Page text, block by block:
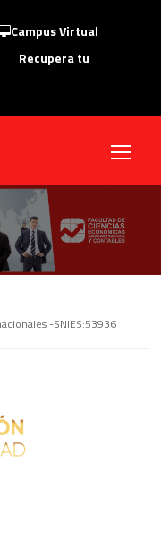
Campus Virtual
Recupera tu
-SNIES:53936